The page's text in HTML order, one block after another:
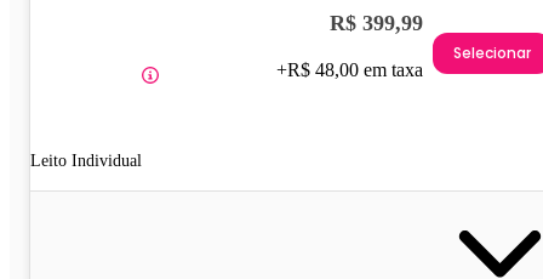
Leito Individual
R$ 399,99
+R$ 48,00 em taxa
Selecionar